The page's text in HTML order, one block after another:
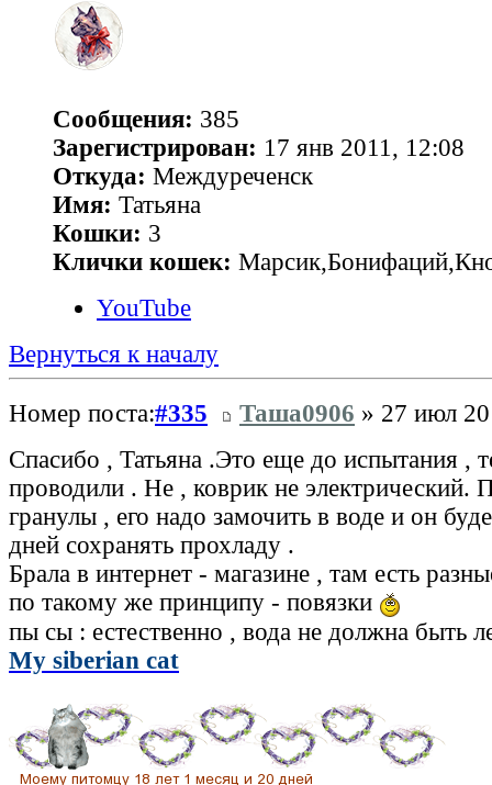
Сообщения: 385
Зарегистрирован: 17 янв 2011, 12:08
Откуда: Междуреченск
Имя: Татьяна
Кошки: 3
Клички кошек:
YouTube
Вернуться к началу
Номер поста:#335 Таша0906 » 27 июл
Спасибо , Татьяна .Это еще до испытания ,
проводили . Не , коврик не электрический.
гранулы , его надо замочить в воде и он
дней сохранять прохладу .
Брала в интернет - магазине , там есть
по такому же принципу - повязки
пы сы : естественно , вода не должна быть
My siberian cat